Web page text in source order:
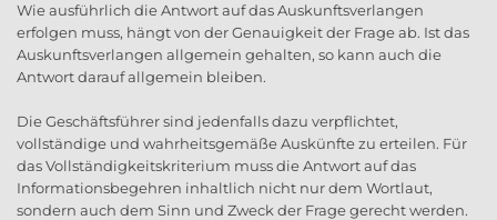
Wie ausführlich die Antwort auf das Auskunftsverlangen
erfolgen muss, hängt von der Genauigkeit der Frage ab. Ist das
Auskunftsverlangen allgemein gehalten, so kann auch die
Antwort darauf allgemein bleiben.
Die Geschäftsführer sind jedenfalls dazu verpflichtet,
vollständige und wahrheitsgemäße Auskünfte zu erteilen. Für
das Vollständigkeitskriterium muss die Antwort auf das
Informationsbegehren inhaltlich nicht nur dem Wortlaut,
sondern auch dem Sinn und Zweck der Frage gerecht werden.